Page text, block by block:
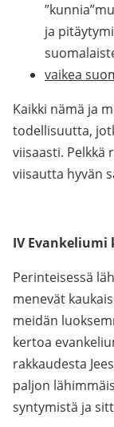
ja
vaikea
Kaikki nämä ja
todellisuutta,
viisaasti. Pelkkä
viisautta hyvän
IV
Perinteisessä
menevät
meidän
kertoa
rakkaudesta
paljon
syntymistä ja